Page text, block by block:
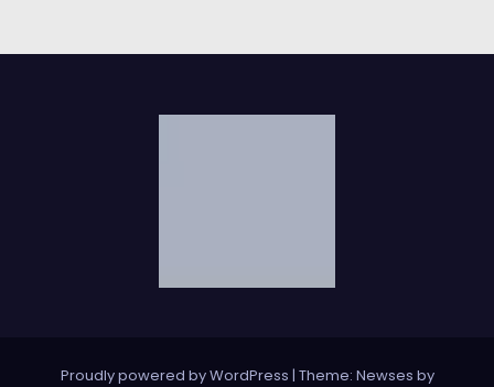
Proudly powered by WordPress | Theme: Newses by